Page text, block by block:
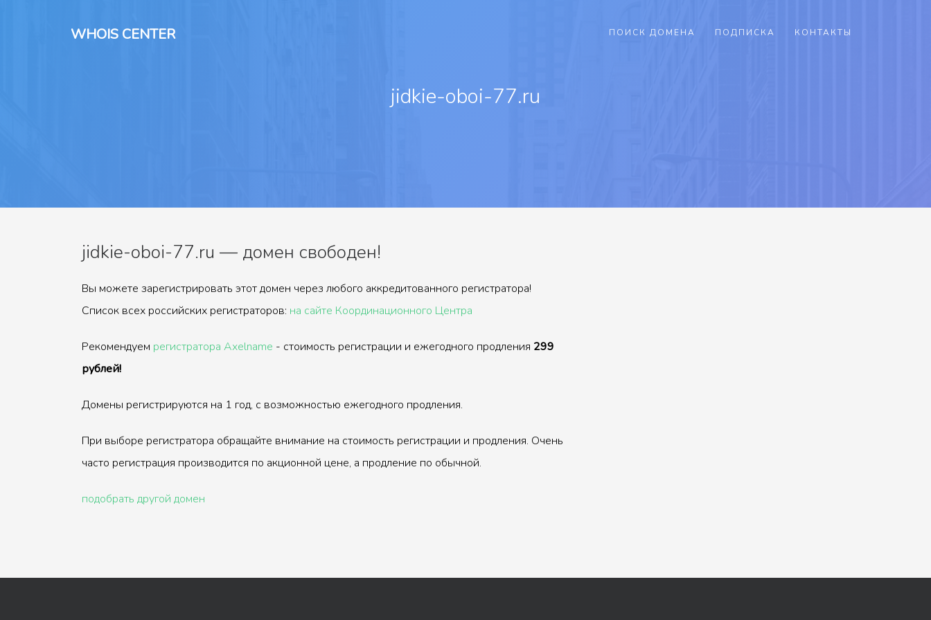
WHOIS CENTER ПОИСК ДОМЕНА ПОДПИСКА КОНТАКТЫ
jidkie-oboi-77.ru
jidkie-oboi-77.ru — домен свободен!
Вы можете зарегистрировать этот домен через любого аккредитованного регистратора!
Список всех российских регистраторов: на сайте Координационного Центра
Рекомендуем регистратора Axelname - стоимость регистрации и ежегодного продления 299
рублей!
Домены регистрируются на 1 год, с возможностью ежегодного продления.
При выборе регистратора обращайте внимание на стоимость регистрации и продления. Очень
часто регистрация производится по акционной цене, а продление по обычной.
подобрать другой домен